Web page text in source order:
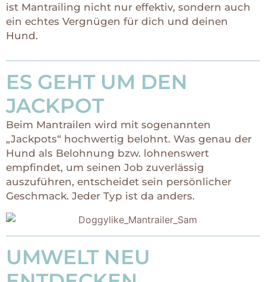
ist Mantrailing nicht nur effektiv, sondern auch
ein echtes Vergnügen für dich und deinen
Hund.
ES GEHT UM DEN
JACKPOT
Beim Mantrailen wird mit sogenannten
„Jackpots“ hochwertig belohnt. Was genau der
Hund als Belohnung bzw. lohnenswert
empfindet, um seinen Job zuverlässig
auszuführen, entscheidet sein persönlicher
Geschmack. Jeder Typ ist da anders.
UMWELT NEU